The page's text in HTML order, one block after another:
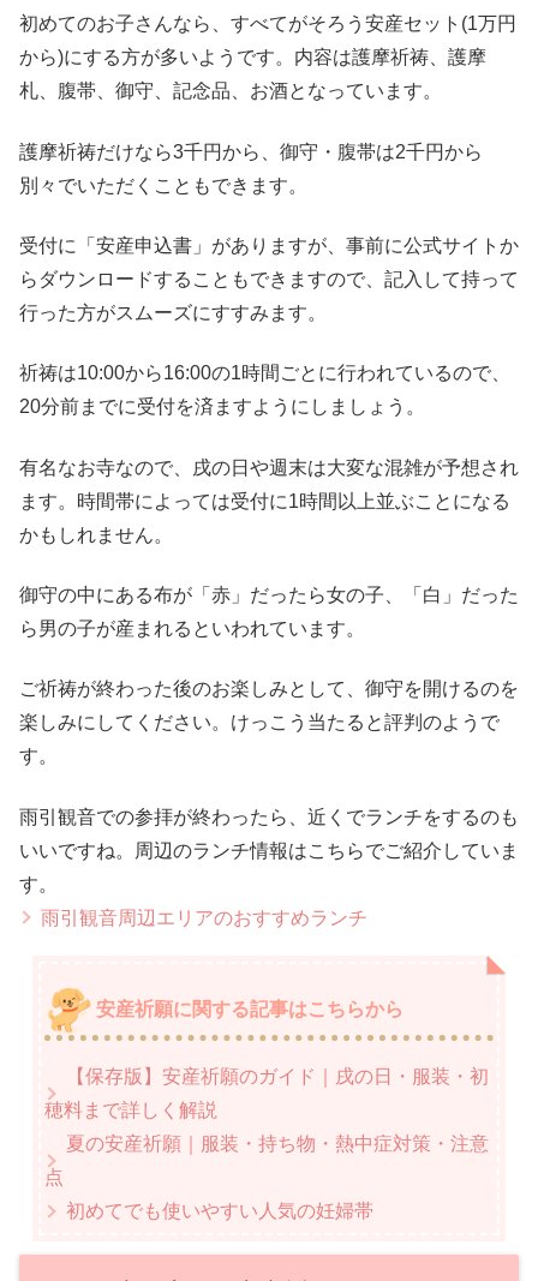
初めてのお子さんなら、すべてがそろう安産セット(1万円
から)にする方が多いようです。内容は護摩祈祷、護摩
札、腹帯、御守、記念品、お酒となっています。
護摩祈祷だけなら3千円から、御守・腹帯は2千円から
別々でいただくこともできます。
受付に「安産申込書」がありますが、事前に公式サイトか
らダウンロードすることもできますので、記入して持って
行った方がスムーズにすすみます。
祈祷は10:00から16:00の1時間ごとに行われているので、
20分前までに受付を済ますようにしましょう。
有名なお寺なので、戌の日や週末は大変な混雑が予想され
ます。時間帯によっては受付に1時間以上並ぶことになる
かもしれません。
御守の中にある布が「赤」だったら女の子、「白」だった
ら男の子が産まれるといわれています。
ご祈祷が終わった後のお楽しみとして、御守を開けるのを
楽しみにしてください。けっこう当たると評判のようで
す。
雨引観音での参拝が終わったら、近くでランチをするのも
いいですね。周辺のランチ情報はこちらでご紹介していま
す。
雨引観音周辺エリアのおすすめランチ
安産祈願に関する記事はこちらから
【保存版】安産祈願のガイド｜戌の日・服装・初
穂料まで詳しく解説
夏の安産祈願｜服装・持ち物・熱中症対策・注意
点
初めてでも使いやすい人気の妊婦帯